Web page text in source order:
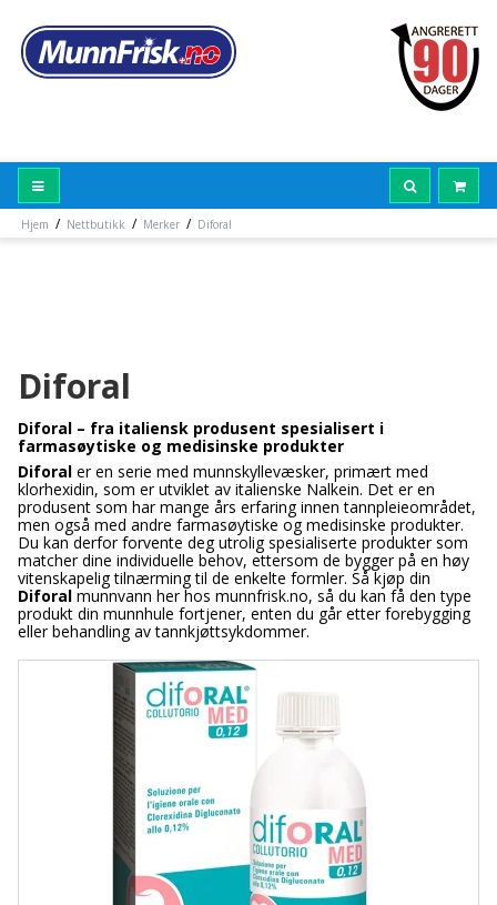
Hjem / Nettbutikk / Merker / Diforal
Diforal
Diforal – fra italiensk produsent spesialisert i
farmasøytiske og medisinske produkter
Diforal er en serie med munnskyllevæsker, primært med
klorhexidin, som er utviklet av italienske Nalkein. Det er en
produsent som har mange års erfaring innen tannpleieområdet,
men også med andre farmasøytiske og medisinske produkter.
Du kan derfor forvente deg utrolig spesialiserte produkter som
matcher dine individuelle behov, ettersom de bygger på en høy
vitenskapelig tilnærming til de enkelte formler. Så kjøp din
Diforal munnvann her hos munnfrisk.no, så du kan få den type
produkt din munnhule fortjener, enten du går etter forebygging
eller behandling av tannkjøttsykdommer.